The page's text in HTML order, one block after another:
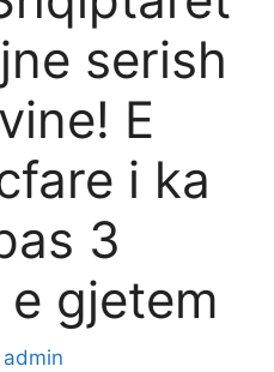
serish
E
i ka
3
gjetem
admin